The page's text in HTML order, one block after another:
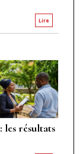
Lire
les résultats